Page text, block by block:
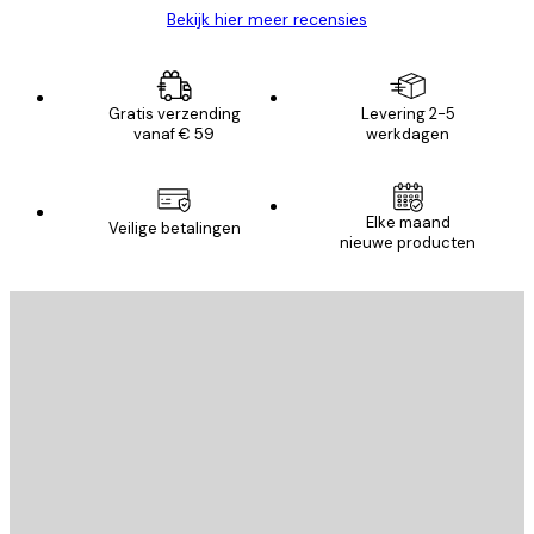
Bekijk hier meer recensies
Gratis verzending
vanaf € 59
Levering 2-5
werkdagen
Veilige betalingen
Elke maand
nieuwe producten